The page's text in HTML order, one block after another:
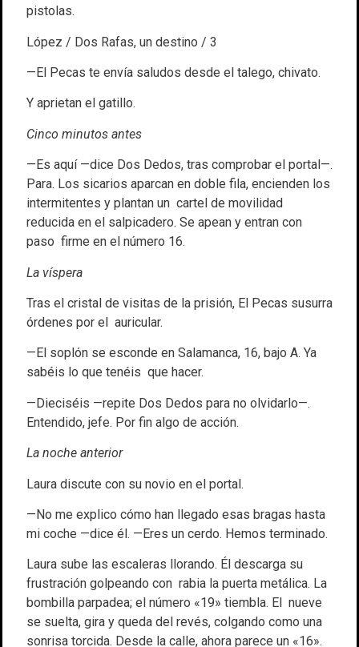
pistolas.
López / Dos Rafas, un destino / 3
—El Pecas te envía saludos desde el talego, chivato.
Y aprietan el gatillo.
Cinco minutos antes
—Es aquí —dice Dos Dedos, tras comprobar el portal—.
Para. Los sicarios aparcan en doble fila, encienden los
intermitentes y plantan un cartel de movilidad
reducida en el salpicadero. Se apean y entran con
paso firme en el número 16.
La víspera
Tras el cristal de visitas de la prisión, El Pecas susurra
órdenes por el auricular.
—El soplón se esconde en Salamanca, 16, bajo A. Ya
sabéis lo que tenéis que hacer.
—Dieciséis —repite Dos Dedos para no olvidarlo—.
Entendido, jefe. Por fin algo de acción.
La noche anterior
Laura discute con su novio en el portal.
—No me explico cómo han llegado esas bragas hasta
mi coche —dice él. —Eres un cerdo. Hemos terminado.
Laura sube las escaleras llorando. Él descarga su
frustración golpeando con rabia la puerta metálica. La
bombilla parpadea; el número «19» tiembla. El nueve
se suelta, gira y queda del revés, colgando como una
sonrisa torcida. Desde la calle, ahora parece un «16».